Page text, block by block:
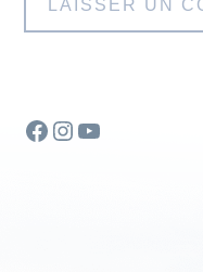
Facebook
Instagram
YouTube